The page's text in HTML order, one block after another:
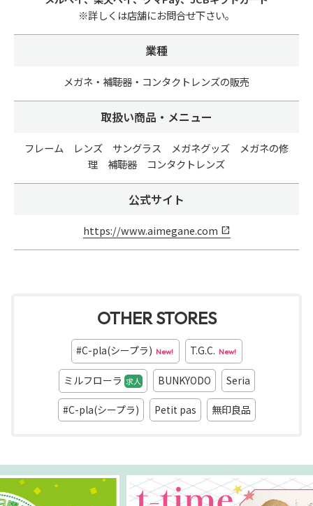
※詳しくは店舗にお問合せ下さい。
業種
メガネ・補聴器・コンタクトレンズの販売
取扱い商品・メニュー
フレーム レンズ サングラス メガネグッズ メガネの修
理 補聴器 コンタクトレンズ
公式サイト
https://www.aimegane.com
OTHER STORES
#C-pla(シープラ) New! T.G.C. New!
ミルフローラ 求人 BUNKYODO Seria
#C-pla(シープラ) Petit pas 無印良品